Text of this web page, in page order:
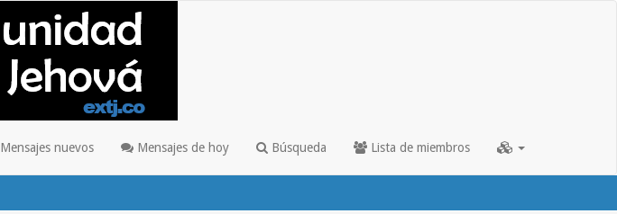
Mensajes nuevos Mensajes de hoy Búsqueda Lista de miembros